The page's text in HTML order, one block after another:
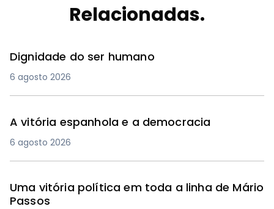
Relacionadas.
Dignidade do ser humano
6 agosto 2026
A vitória espanhola e a democracia
6 agosto 2026
Uma vitória política em toda a linha de Mário
Passos